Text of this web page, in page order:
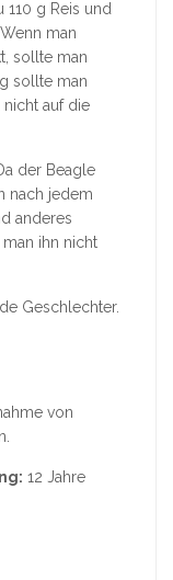
g Reis und
man
sollte man
sollte man
auf die
der Beagle
nach jedem
anderes
ihn nicht
Geschlechter.
von
12 Jahre